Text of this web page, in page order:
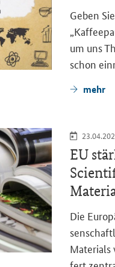
Geben
um uns
schon
mehr
EU
Die
Materials